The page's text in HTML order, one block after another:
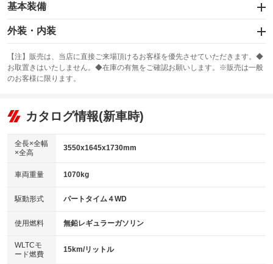
基本装備
エアバッグ：運転席/助手席/サイド
：装備あり
：装備なし
サンルーフ
：装備なし ABS
リフトアップ
：装備なし
：装備なし
パワーウィンドウ
アイドリングストップ
：装備あり
USB入力端子
：装備なし
100V電源
：装備なし
センターデフロック
：装備なし
外装・内装
カーナビ：SDナビ
：装備あり
TV：フルセグ
：装備あり
ビジュアル：-／DVD再生
：装備あり
アルミホイール：15インチ
：装備あり
HID(キセノンライト)
バックカメラ
エアロ
：装備なし
【注】販売は、当店に直接ご来場頂けるお客様を優先させていただきます。◆
お取置きはいたしません。◆在庫の有無をご確認お願いします。※販売は一般
のお客様に限ります。
カタログ情報(新車時)
全長×全幅
×全高
3550x1645x1730mm
車両重量 1070kg
駆動形式 パートタイム４WD
使用燃料 無鉛レギュラーガソリン
WLTCモ
ード燃費
15km/リットル